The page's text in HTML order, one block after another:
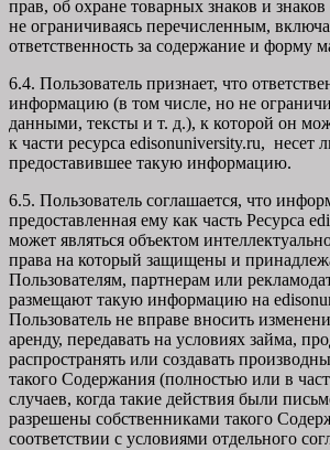
прав, об охране товарных знаков и
не ограничиваясь перечисленным,
ответственность за содержание и форму
6.4. Пользователь признает, что
информацию (в том числе, но не
данными, тексты и т. д.), к которой он
к части ресурса edisonuniversity.ru, несет
предоставившее такую информацию.
6.5. Пользователь соглашается, что
предоставленная ему как часть Ресурса
может являться объектом
права на который защищены и
Пользователям, партнерам или
размещают такую информацию на
Пользователь не вправе вносить
аренду, передавать на условиях займа,
распространять или создавать
такого Содержания (полностью или в
случаев, когда такие действия были
разрешены собственниками такого
соответствии с условиями отдельного